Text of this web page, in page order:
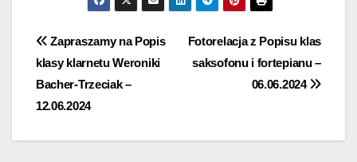
Nawigacja
wpisu
Fotorelacja z Popisu klas
saksofonu i fortepianu –
06.06.2024
Zapraszamy na Popis
klasy klarnetu Weroniki
Bacher-Trzeciak –
12.06.2024